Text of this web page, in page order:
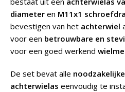
diameter en M11x1
bevestigen van het achterwiel
voor een betrouwbare en
voor een goed werkend
De set bevat alle
achterwielas eenvoudig te